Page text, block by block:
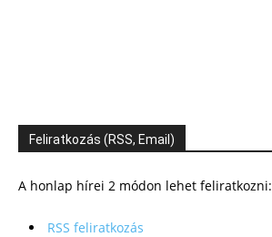
Feliratkozás (RSS, Email)
A honlap hírei 2 módon lehet feliratkozni:
RSS feliratkozás